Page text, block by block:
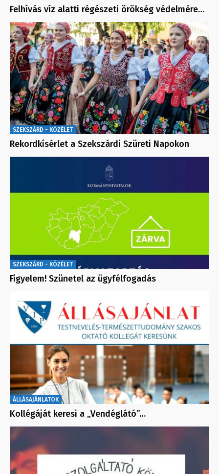
Felhívás víz alatti régészeti örökség védelmére…
SZEKSZÁRD - KÖZÉLET
Rekordkísérlet a Szekszárdi Szüreti Napokon
SZEKSZÁRD - KÖZÉLET
Figyelem! Szünetel az ügyfélfogadás
ÁLLÁSAJÁNLATOK
Kollégáját keresi a „Vendéglátó”…